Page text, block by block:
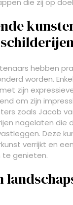
die zij op
hebben
worden.
zijn
om zijn
zoals Jacob
nagelaten die
Deze
verrijkt en
te genieten.